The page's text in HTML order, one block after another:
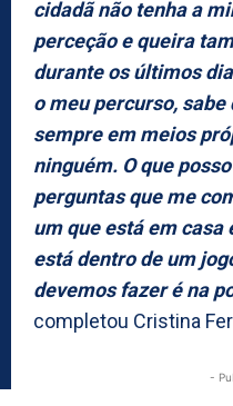
cidadã não tenha a
perceção e queira
durante os últimos
o meu percurso,
sempre em meios
ninguém. O que
perguntas que me
um que está em casa
está dentro de um
devemos fazer é na
completou Cristina
-